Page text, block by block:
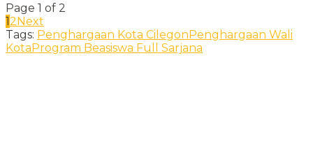
Page 1 of 2
12Next
Tags: Penghargaan Kota CilegonPenghargaan Wali
KotaProgram Beasiswa Full Sarjana